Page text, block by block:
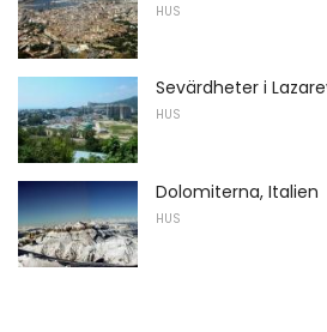
HUS
Sevärdheter i
HUS
Dolomiterna, Italien
HUS